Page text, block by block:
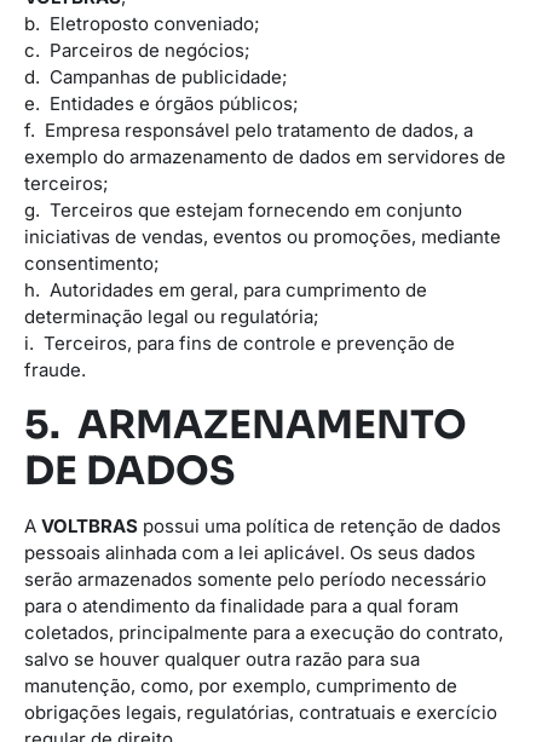
b. Eletroposto conveniado;
c. Parceiros de negócios;
d. Campanhas de publicidade;
e. Entidades e órgãos públicos;
f. Empresa responsável pelo tratamento de dados, a
exemplo do armazenamento de dados em servidores de
terceiros;
g. Terceiros que estejam fornecendo em conjunto
iniciativas de vendas, eventos ou promoções, mediante
consentimento;
h. Autoridades em geral, para cumprimento de
determinação legal ou regulatória;
i. Terceiros, para fins de controle e prevenção de
fraude.
5. ARMAZENAMENTO
DE DADOS
A VOLTBRAS possui uma política de retenção de dados
pessoais alinhada com a lei aplicável. Os seus dados
serão armazenados somente pelo período necessário
para o atendimento da finalidade para a qual foram
coletados, principalmente para a execução do contrato,
salvo se houver qualquer outra razão para sua
manutenção, como, por exemplo, cumprimento de
obrigações legais, regulatórias, contratuais e exercício